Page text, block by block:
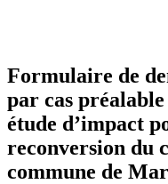
Formulaire de
par cas
étude d’impact
reconversion du
commune de